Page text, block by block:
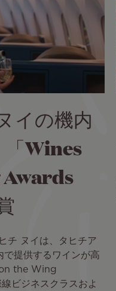
イの機内
「Wines
チ ヌイは、タヒチア
で提供するワインが高
the Wing
ビジネスクラスおよ